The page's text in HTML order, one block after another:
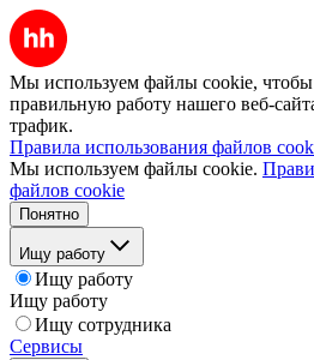
Мы используем файлы cookie, чтобы
правильную работу нашего веб-
трафик.
Правила использования файлов
Мы используем файлы cookie.
файлов cookie
Понятно
Ищу работу
Ищу работу
Ищу работу
Ищу сотрудника
Сервисы